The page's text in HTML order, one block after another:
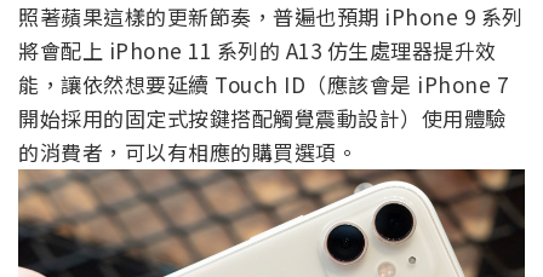
照著蘋果這樣的更新節奏，普遍也預期 iPhone 9 系列
將會配上 iPhone 11 系列的 A13 仿生處理器提升效
能，讓依然想要延續 Touch ID（應該會是 iPhone 7
開始採用的固定式按鍵搭配觸覺震動設計）使用體驗
的消費者，可以有相應的購買選項。